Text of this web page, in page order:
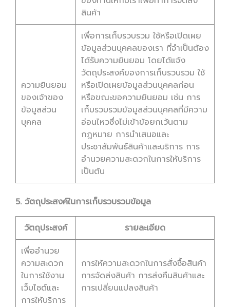
สินค้า
ความยินยอม
ของเจ้าของ
ข้อมูลส่วน
บุคคล
เพื่อการเก็บรวบรวม ใช้หรือเปิดเผย
ข้อมูลส่วนบุคคลของเรา ที่จำเป็นต้อง
ได้รับความยินยอม โดยได้แจ้ง
วัตถุประสงค์ของการเก็บรวบรวม ใช้
หรือเปิดเผยข้อมูลส่วนบุคคลก่อน
หรือขณะขอความยินยอม เช่น การ
เก็บรวบรวมข้อมูลส่วนบุคคลที่มีความ
อ่อนไหวซึ่งไม่เข้าข้อยกเว้นตาม
กฎหมาย การนำเสนอและ
ประชาสัมพันธ์สินค้าและบริการ การ
อำนวยความสะดวกในการให้บริการ
เป็นต้น
5. วัตถุประสงค์ในการเก็บรวบรวมข้อมูล
วัตถุประสงค์
รายละเอียด
เพื่ออำนวย
ความสะดวก
ในการใช้งาน
เว็บไซต์และ
การให้บริการ
การให้ความสะดวกในการสั่งซื้อสินค้า
การจัดส่งสินค้า การส่งคืนสินค้าและ
การเปลี่ยนแปลงสินค้า